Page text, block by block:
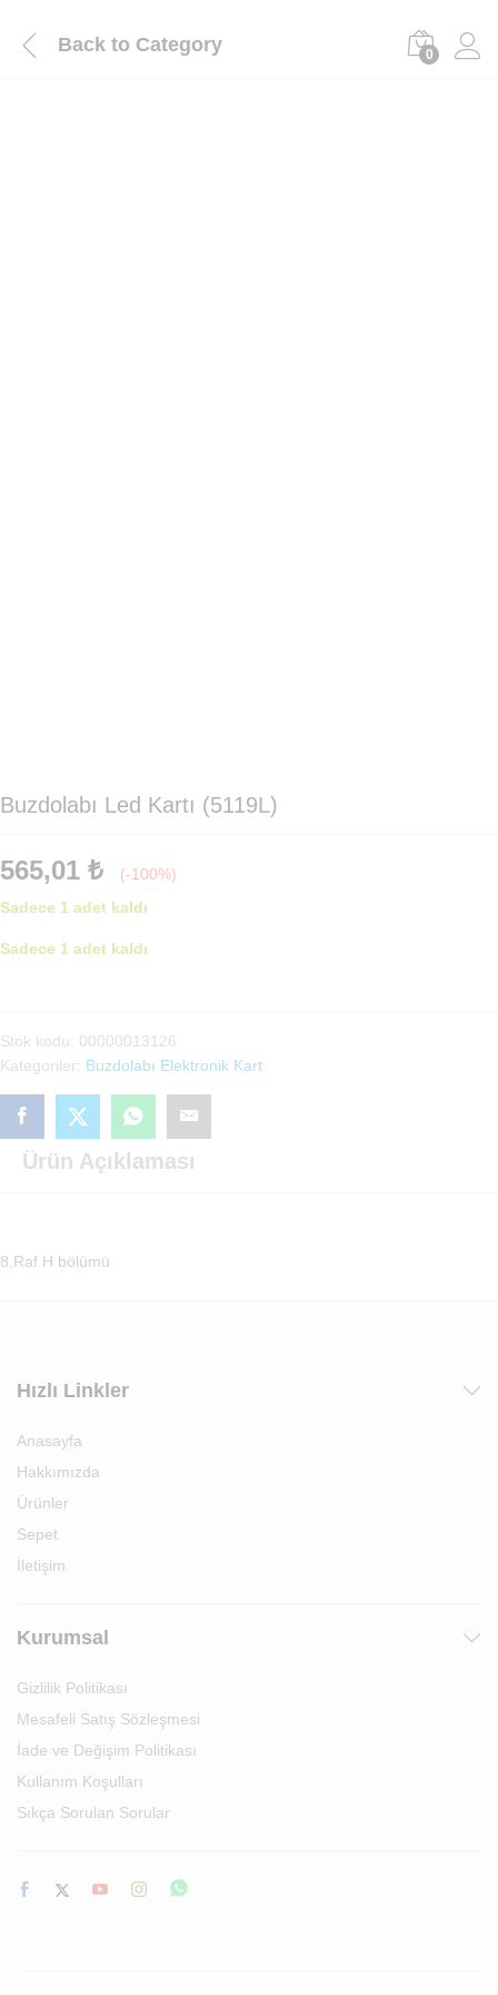
Back to Category 0
Buzdolabı Led Kartı (5119L)
565,01 ₺
(-100%)
Sadece 1 adet kaldı
Sadece 1 adet kaldı
(5119L)
adet
Stok kodu: 00000013126
Kategoriler: Buzdolabı Elektronik Kart
Ürün Açıklaması
8,Raf H bölümü
Hızlı Linkler
Anasayfa
Hakkımızda
Ürünler
Sepet
İletişim
Kurumsal
Gizlilik Politikası
Mesafeli Satış Sözleşmesi
İade ve Değişim Politikası
Kullanım Koşulları
Sıkça Sorulan Sorular